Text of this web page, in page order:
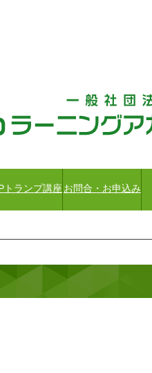
トランプ講座 お問合・お申込み